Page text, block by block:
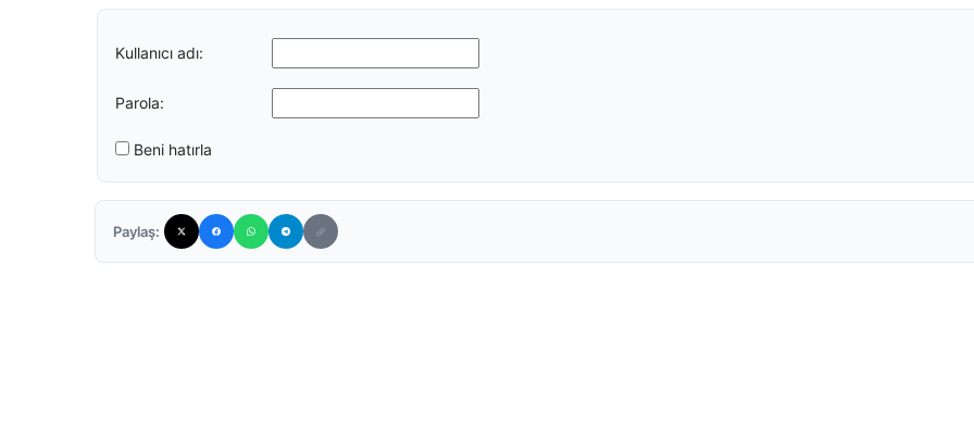
Kullanıcı adı:
Parola:
Beni hatırla
Paylaş: